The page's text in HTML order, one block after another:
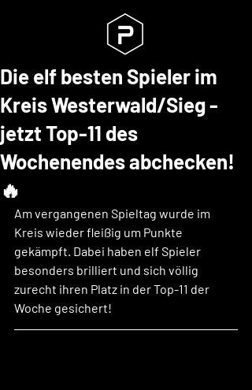
Die elf besten Spieler im
Kreis Westerwald/Sieg -
jetzt Top-11 des
Wochenendes abchecken!
🔥
Am vergangenen Spieltag wurde im
Kreis wieder fleißig um Punkte
gekämpft. Dabei haben elf Spieler
besonders brilliert und sich völlig
zurecht ihren Platz in der Top-11 der
Woche gesichert!